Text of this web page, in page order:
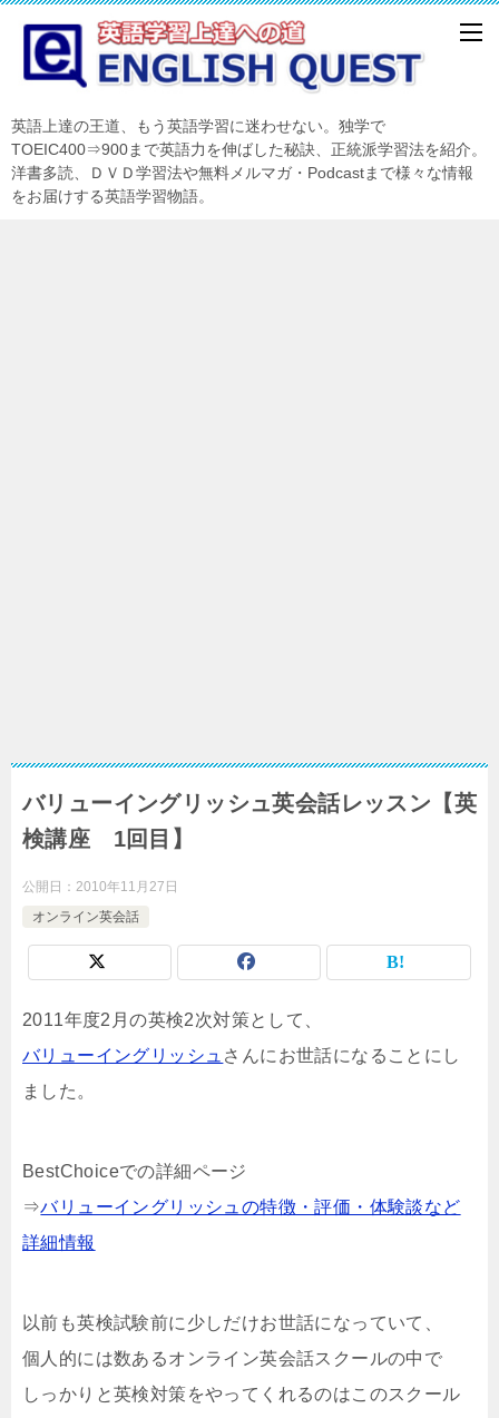
英語上達の王道、もう英語学習に迷わせない。独学で
TOEIC400⇒900まで英語力を伸ばした秘訣、正統派学習法を紹介。
洋書多読、ＤＶＤ学習法や無料メルマガ・Podcastまで様々な情報
をお届けする英語学習物語。
バリューイングリッシュ英会話レッスン【英
検講座 1回目】
公開日： 2010年11月27日
オンライン英会話
2011年度2月の英検2次対策として、
バリューイングリッシュ さんにお世話になることにし
ました。
BestChoiceでの詳細ページ
⇒バリューイングリッシュの特徴・評価・体験談など
詳細情報
以前も英検試験前に少しだけお世話になっていて、
個人的には数あるオンライン英会話スクールの中で
しっかりと英検対策をやってくれるのはこのスクール